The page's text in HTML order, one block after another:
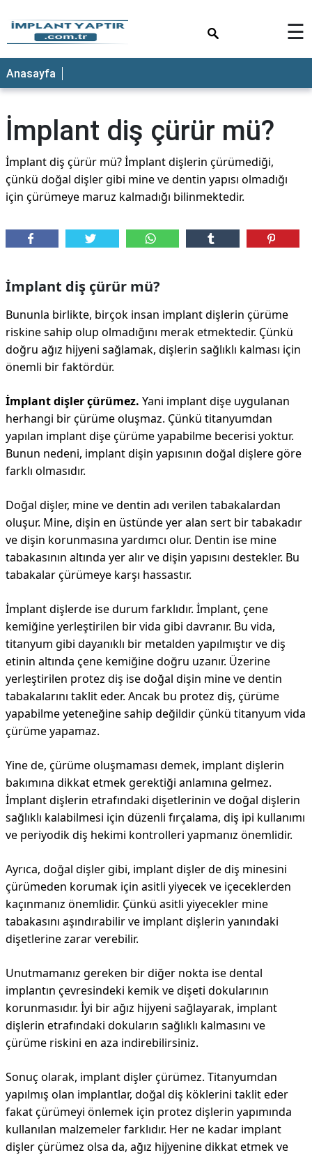
☰
Anasayfa
İmplant diş çürür mü?
İmplant diş çürür mü? İmplant dişlerin çürümediği,
çünkü doğal dişler gibi mine ve dentin yapısı olmadığı
için çürümeye maruz kalmadığı bilinmektedir.
İmplant diş çürür mü?
Bununla birlikte, birçok insan implant dişlerin çürüme
riskine sahip olup olmadığını merak etmektedir. Çünkü
doğru ağız hijyeni sağlamak, dişlerin sağlıklı kalması için
önemli bir faktördür.
İmplant dişler çürümez. Yani implant dişe uygulanan
herhangi bir çürüme oluşmaz. Çünkü titanyumdan
yapılan implant dişe çürüme yapabilme becerisi yoktur.
Bunun nedeni, implant dişin yapısının doğal dişlere göre
farklı olmasıdır.
Doğal dişler, mine ve dentin adı verilen tabakalardan
oluşur. Mine, dişin en üstünde yer alan sert bir tabakadır
ve dişin korunmasına yardımcı olur. Dentin ise mine
tabakasının altında yer alır ve dişin yapısını destekler. Bu
tabakalar çürümeye karşı hassastır.
İmplant dişlerde ise durum farklıdır. İmplant, çene
kemiğine yerleştirilen bir vida gibi davranır. Bu vida,
titanyum gibi dayanıklı bir metalden yapılmıştır ve diş
etinin altında çene kemiğine doğru uzanır. Üzerine
yerleştirilen protez diş ise doğal dişin mine ve dentin
tabakalarını taklit eder. Ancak bu protez diş, çürüme
yapabilme yeteneğine sahip değildir çünkü titanyum vida
çürüme yapamaz.
Yine de, çürüme oluşmaması demek, implant dişlerin
bakımına dikkat etmek gerektiği anlamına gelmez.
İmplant dişlerin etrafındaki dişetlerinin ve doğal dişlerin
sağlıklı kalabilmesi için düzenli fırçalama, diş ipi kullanımı
ve periyodik diş hekimi kontrolleri yapmanız önemlidir.
Ayrıca, doğal dişler gibi, implant dişler de diş minesini
çürümeden korumak için asitli yiyecek ve içeceklerden
kaçınmanız önemlidir. Çünkü asitli yiyecekler mine
tabakasını aşındırabilir ve implant dişlerin yanındaki
dişetlerine zarar verebilir.
Unutmamanız gereken bir diğer nokta ise dental
implantın çevresindeki kemik ve dişeti dokularının
korunmasıdır. İyi bir ağız hijyeni sağlayarak, implant
dişlerin etrafındaki dokuların sağlıklı kalmasını ve
çürüme riskini en aza indirebilirsiniz.
Sonuç olarak, implant dişler çürümez. Titanyumdan
yapılmış olan implantlar, doğal diş köklerini taklit eder
fakat çürümeyi önlemek için protez dişlerin yapımında
kullanılan malzemeler farklıdır. Her ne kadar implant
dişler çürümez olsa da, ağız hijyenine dikkat etmek ve